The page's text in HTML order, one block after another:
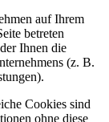
auf Ihrem
betreten
Ihnen die
(z. B.
Cookies sind
ohne diese